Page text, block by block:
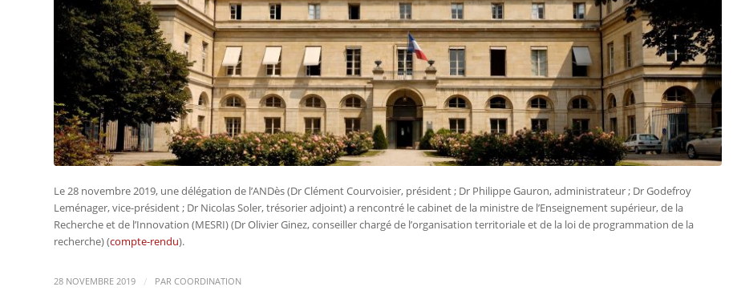
Le 28 novembre 2019, une délégation de l’ANDès (Dr Clément Courvoisier, président ; Dr Philippe Gauron, administrateur ; Dr Godefroy
Leménager, vice-président ; Dr Nicolas Soler, trésorier adjoint) a rencontré le cabinet de la ministre de l’Enseignement supérieur, de la
Recherche et de l’Innovation (MESRI) (Dr Olivier Ginez, conseiller chargé de l’organisation territoriale et de la loi de programmation de la
recherche) (compte-rendu).
28 NOVEMBRE 2019 / PAR COORDINATION